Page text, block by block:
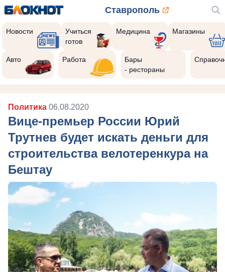
Ставрополь
Новости
Учиться
готов
Медицина Магазины
Авто Работа
Бары
- рестораны
Политика 06.08.2020
Вице-премьер России Юрий
Трутнев будет искать деньги для
строительства велотеренкура на
Бештау